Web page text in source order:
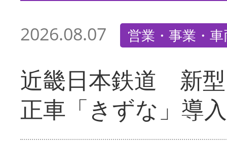
2026.08.07 営業・事業・
近畿日本鉄道 新
正車「きずな」導入